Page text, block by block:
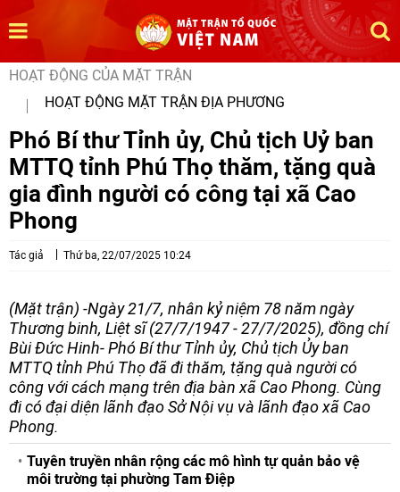
HOẠT ĐỘNG CỦA MẶT TRẬN
HOẠT ĐỘNG MẶT TRẬN ĐỊA PHƯƠNG
Phó Bí thư Tỉnh ủy, Chủ tịch Uỷ ban
MTTQ tỉnh Phú Thọ thăm, tặng quà
gia đình người có công tại xã Cao
Phong
Tác giả Thứ ba, 22/07/2025 10:24
(Mặt trận) -Ngày 21/7, nhân kỷ niệm 78 năm ngày
Thương binh, Liệt sĩ (27/7/1947 - 27/7/2025), đồng chí
Bùi Đức Hinh- Phó Bí thư Tỉnh ủy, Chủ tịch Ủy ban
MTTQ tỉnh Phú Thọ đã đi thăm, tặng quà người có
công với cách mạng trên địa bàn xã Cao Phong. Cùng
đi có đại diện lãnh đạo Sở Nội vụ và lãnh đạo xã Cao
Phong.
Tuyên truyền nhân rộng các mô hình tự quản bảo vệ
môi trường tại phường Tam Điệp